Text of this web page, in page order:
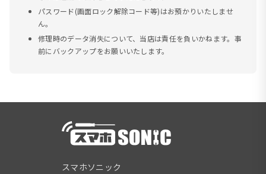
パスワード(画面ロック解除コード等)はお預かりいたしませ
ん。
修理時のデータ消失について、当店は責任を負いかねます。事
前にバックアップをお願いいたします。
スマホソニック